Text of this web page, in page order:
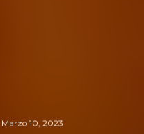
Marzo 10, 2023